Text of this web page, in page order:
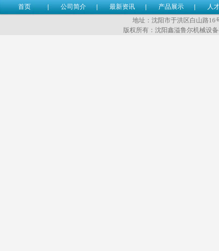
首页 公司简介 最新资讯 产品展示
人
地址：沈阳市于洪区白山路16
版权所有：沈阳鑫溢鲁尔机械设